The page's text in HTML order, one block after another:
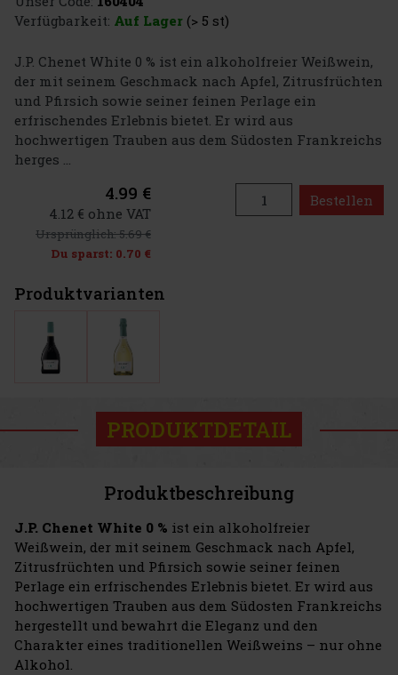
Verfügbarkeit: Auf Lager (> 5 st)
J.P. Chenet White 0 % ist ein alkoholfreier Weißwein,
der mit seinem Geschmack nach Apfel, Zitrusfrüchten
und Pfirsich sowie seiner feinen Perlage ein
erfrischendes Erlebnis bietet. Er wird aus
hochwertigen Trauben aus dem Südosten Frankreichs
herges ...
4.99 €
4.12 € ohne VAT
Ursprünglich:5.69 €
Du sparst: 0.70 €
Bestellen
Produktvarianten
PRODUKTDETAIL
Produktbeschreibung
J.P. Chenet White 0 % ist ein alkoholfreier
Weißwein, der mit seinem Geschmack nach Apfel,
Zitrusfrüchten und Pfirsich sowie seiner feinen
Perlage ein erfrischendes Erlebnis bietet. Er wird aus
hochwertigen Trauben aus dem Südosten Frankreichs
hergestellt und bewahrt die Eleganz und den
Charakter eines traditionellen Weißweins – nur ohne
Alkohol.